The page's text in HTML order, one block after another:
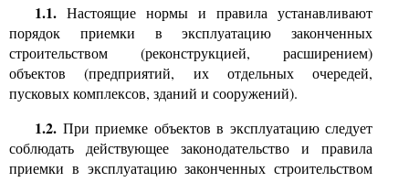
1.1. Настоящие нормы и правила устанавливают
порядок приемки в эксплуатацию законченных
строительством (реконструкцией, расширением)
объектов (предприятий, их отдельных очередей,
пусковых комплексов, зданий и сооружений).
1.2. При приемке объектов в эксплуатацию следует
соблюдать действующее законодательство и правила
приемки в эксплуатацию законченных строительством